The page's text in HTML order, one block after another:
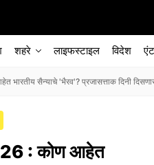
शहरे लाइफस्टाइल विदेश
सैन्याचे 'भैरव'? प्रजासत्ताक दिनी दिसणार
: कोण आहेत